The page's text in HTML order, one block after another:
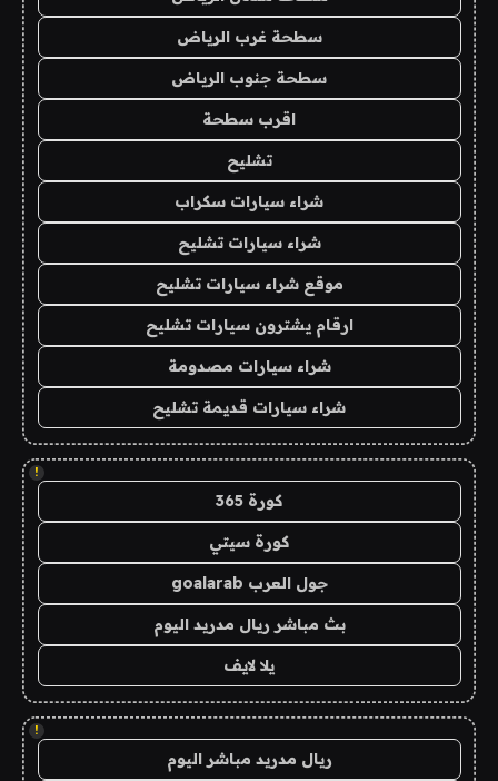
سطحة غرب الرياض
سطحة جنوب الرياض
اقرب سطحة
تشليح
شراء سيارات سكراب
شراء سيارات تشليح
موقع شراء سيارات تشليح
ارقام يشترون سيارات تشليح
شراء سيارات مصدومة
شراء سيارات قديمة تشليح
!
كورة 365
كورة سيتي
جول العرب goalarab
بث مباشر ريال مدريد اليوم
يلا لايف
!
ريال مدريد مباشر اليوم